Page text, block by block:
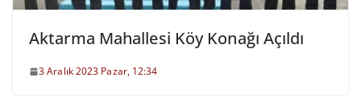
Aktarma Mahallesi Köy Konağı Açıldı
3 Aralık 2023 Pazar, 12:34